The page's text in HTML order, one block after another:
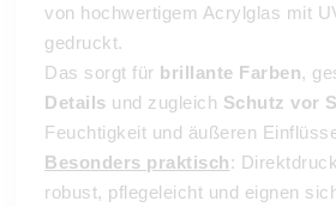
von hochwertigem Acrylglas mit
gedruckt.
Das sorgt für brillante Farben,
Details und zugleich Schutz vor
Feuchtigkeit und äußeren
Besonders praktisch:
robust, pflegeleicht und eignen